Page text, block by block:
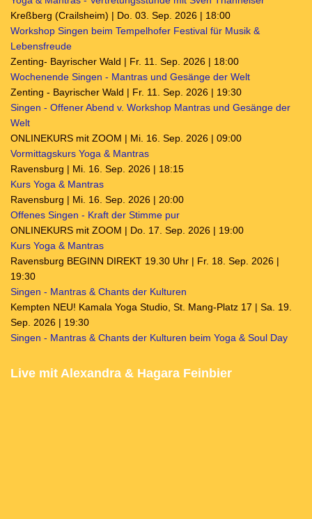
Kreßberg (Crailsheim) | Do. 03. Sep. 2026 | 18:00
Workshop Singen beim Tempelhofer Festival für Musik &
Lebensfreude
Zenting- Bayrischer Wald | Fr. 11. Sep. 2026 | 18:00
Wochenende Singen - Mantras und Gesänge der Welt
Zenting - Bayrischer Wald | Fr. 11. Sep. 2026 | 19:30
Singen - Offener Abend v. Workshop Mantras und Gesänge der
Welt
ONLINEKURS mit ZOOM | Mi. 16. Sep. 2026 | 09:00
Vormittagskurs Yoga & Mantras
Ravensburg | Mi. 16. Sep. 2026 | 18:15
Kurs Yoga & Mantras
Ravensburg | Mi. 16. Sep. 2026 | 20:00
Offenes Singen - Kraft der Stimme pur
ONLINEKURS mit ZOOM | Do. 17. Sep. 2026 | 19:00
Kurs Yoga & Mantras
Ravensburg BEGINN DIREKT 19.30 Uhr | Fr. 18. Sep. 2026 |
19:30
Singen - Mantras & Chants der Kulturen
Kempten NEU! Kamala Yoga Studio, St. Mang-Platz 17 | Sa. 19.
Sep. 2026 | 19:30
Singen - Mantras & Chants der Kulturen beim Yoga & Soul Day
Live mit Alexandra & Hagara Feinbier